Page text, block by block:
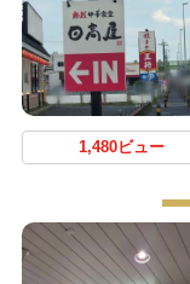
1,480ビュー